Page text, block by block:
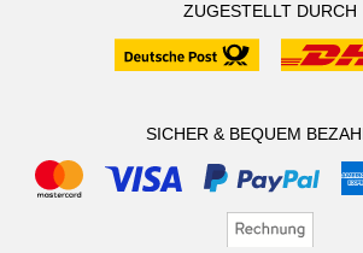
ZUGESTELLT DURCH
SICHER & BEQUEM